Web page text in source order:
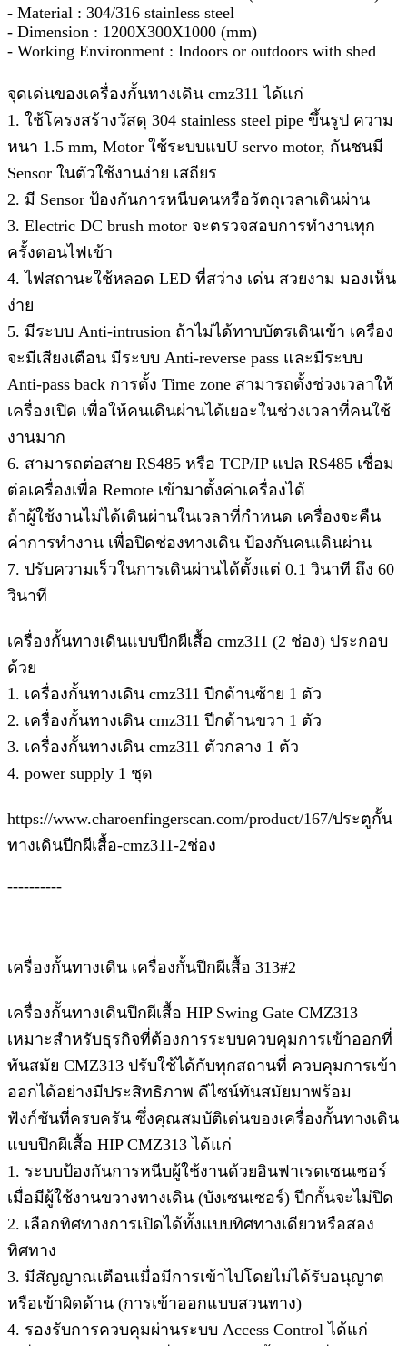
- Material : 304/316 stainless steel
- Dimension : 1200X300X1000 (mm)
- Working Environment : Indoors or outdoors with shed
จุดเด่นของเครื่องกั้นทางเดิน cmz311 ได้แก่
1. ใช้โครงสร้างวัสดุ 304 stainless steel pipe ขึ้นรูป ความ
หนา 1.5 mm, Motor ใช้ระบบแบU servo motor, กันชนมี
Sensor ในตัวใช้งานง่าย เสถียร
2. มี Sensor ป้องกันการหนีบคนหรือวัตถุเวลาเดินผ่าน
3. Electric DC brush motor จะตรวจสอบการทำงานทุก
ครั้งตอนไฟเข้า
4. ไฟสถานะใช้หลอด LED ที่สว่าง เด่น สวยงาม มองเห็น
ง่าย
5. มีระบบ Anti-intrusion ถ้าไม่ได้ทาบบัตรเดินเข้า เครื่อง
จะมีเสียงเตือน มีระบบ Anti-reverse pass และมีระบบ
Anti-pass back การตั้ง Time zone สามารถตั้งช่วงเวลาให้
เครื่องเปิด เพื่อให้คนเดินผ่านได้เยอะในช่วงเวลาที่คนใช้
งานมาก
6. สามารถต่อสาย RS485 หรือ TCP/IP แปล RS485 เชื่อม
ต่อเครื่องเพื่อ Remote เข้ามาตั้งค่าเครื่องได้
ถ้าผู้ใช้งานไม่ได้เดินผ่านในเวลาที่กำหนด เครื่องจะคืน
ค่าการทำงาน เพื่อปิดช่องทางเดิน ป้องกันคนเดินผ่าน
7. ปรับความเร็วในการเดินผ่านได้ตั้งแต่ 0.1 วินาที ถึง 60
วินาที
เครื่องกั้นทางเดินแบบปีกผีเสื้อ cmz311 (2 ช่อง) ประกอบ
ด้วย
1. เครื่องกั้นทางเดิน cmz311 ปีกด้านซ้าย 1 ตัว
2. เครื่องกั้นทางเดิน cmz311 ปีกด้านขวา 1 ตัว
3. เครื่องกั้นทางเดิน cmz311 ตัวกลาง 1 ตัว
4. power supply 1 ชุด
https://www.charoenfingerscan.com/product/167/ประตูกั้น
ทางเดินปีกผีเสื้อ-cmz311-2ช่อง
----------
เครื่องกั้นทางเดิน เครื่องกั้นปีกผีเสื้อ 313#2
เครื่องกั้นทางเดินปีกผีเสื้อ HIP Swing Gate CMZ313
เหมาะสำหรับธุรกิจที่ต้องการระบบควบคุมการเข้าออกที่
ทันสมัย CMZ313 ปรับใช้ได้กับทุกสถานที่ ควบคุมการเข้า
ออกได้อย่างมีประสิทธิภาพ ดีไซน์ทันสมัยมาพร้อม
ฟังก์ชันที่ครบครัน ซึ่งคุณสมบัติเด่นของเครื่องกั้นทางเดิน
แบบปีกผีเสื้อ HIP CMZ313 ได้แก่
1. ระบบป้องกันการหนีบผู้ใช้งานด้วยอินฟาเรดเซนเซอร์
เมื่อมีผู้ใช้งานขวางทางเดิน (บังเซนเซอร์) ปีกกั้นจะไม่ปิด
2. เลือกทิศทางการเปิดได้ทั้งแบบทิศทางเดียวหรือสอง
ทิศทาง
3. มีสัญญาณเตือนเมื่อมีการเข้าไปโดยไม่ได้รับอนุญาต
หรือเข้าผิดด้าน (การเข้าออกแบบสวนทาง)
4. รองรับการควบคุมผ่านระบบ Access Control ได้แก่